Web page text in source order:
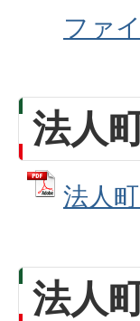
ファ
法人
法人
法人